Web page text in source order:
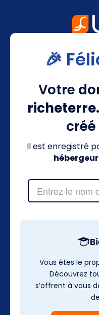
🎉
Votre
créé
Il est enregistré
Vous êtes le
Découvrez
s’offrent à vous